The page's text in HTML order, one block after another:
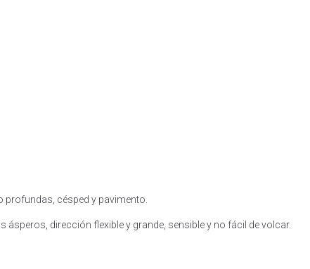
profundas, césped y pavimento.
dirección flexible y grande, sensible y no fácil de volcar.